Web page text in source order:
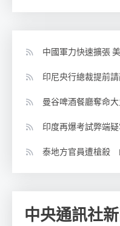
中國軍力快速擴張
印尼央行總裁提前
曼谷啤酒餐廳奪命
印度再爆考試弊端
泰地方官員遭槍殺
中央通訊社